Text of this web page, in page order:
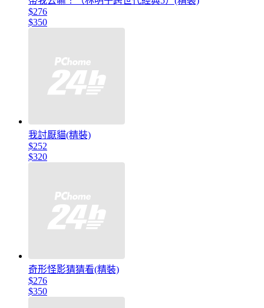
$276
$350
我討厭貓(精裝)
$252
$320
奇形怪影猜猜看(精裝)
$276
$350